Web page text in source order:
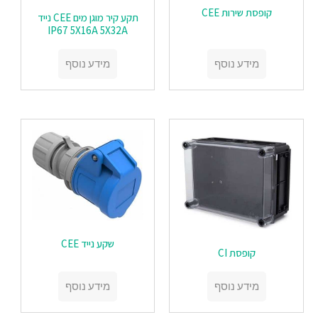
קופסת שירות CEE
מידע נוסף
תקע קיר מוגן מים CEE נייד
IP67 5X16A 5X32A
מידע נוסף
‏‏קופסת CI
מידע נוסף
שקע נייד CEE
מידע נוסף